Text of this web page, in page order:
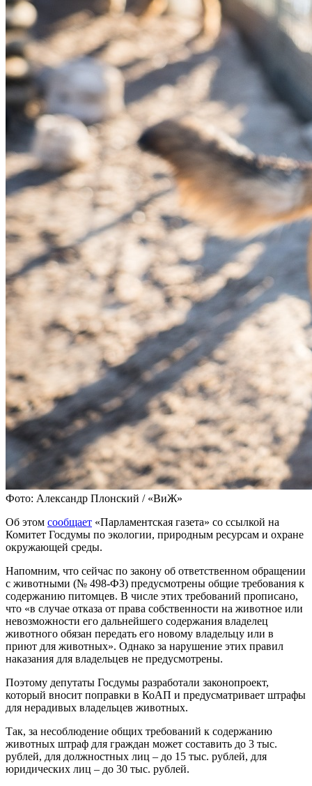
Фото: Александр Плонский / «ВиЖ»
Об этом сообщает «Парламентская газета» со ссылкой на
Комитет Госдумы по экологии, природным ресурсам и охране
окружающей среды.
Напомним, что сейчас по закону об ответственном обращении
с животными (№ 498-ФЗ) предусмотрены общие требования к
содержанию питомцев. В числе этих требований прописано,
что «в случае отказа от права собственности на животное или
невозможности его дальнейшего содержания владелец
животного обязан передать его новому владельцу или в
приют для животных». Однако за нарушение этих правил
наказания для владельцев не предусмотрены.
Поэтому депутаты Госдумы разработали законопроект,
который вносит поправки в КоАП и предусматривает штрафы
для нерадивых владельцев животных.
Так, за несоблюдение общих требований к содержанию
животных штраф для граждан может составить до 3 тыс.
рублей, для должностных лиц – до 15 тыс. рублей, для
юридических лиц – до 30 тыс. рублей.